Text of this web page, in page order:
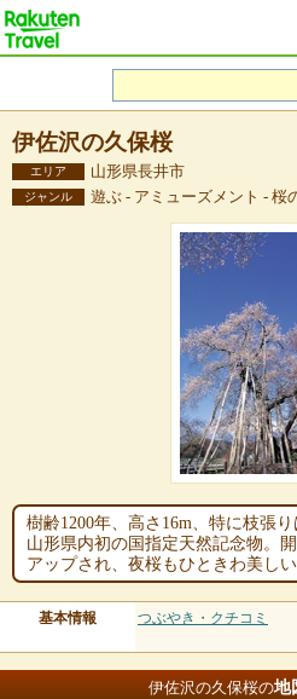
伊佐沢の久保桜
エリア 山形県長井市
ジャンル 遊ぶ - アミューズメント - 桜
樹齢1200年、高さ16m、特に枝張
山形県内初の国指定天然記念物。
アップされ、夜桜もひときわ美しい
基本情報 つぶやき・クチコミ
伊佐沢の久保桜の地